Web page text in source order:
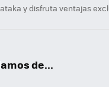
y disfruta ventajas
de...